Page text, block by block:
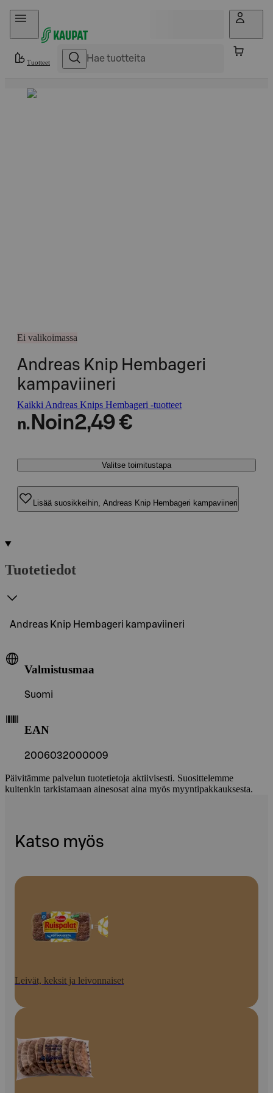
Hyppää sisältöön
Tuotteet
Ei valikoimassa
Andreas Knip Hembageri
kampaviineri
Kaikki Andreas Knips Hembageri -tuotteet
n. Noin2,49 €
Valitse toimitustapa
Lisää suosikkeihin, Andreas Knip Hembageri kampaviineri
Tuotetiedot
Andreas Knip Hembageri kampaviineri
Valmistusmaa
Suomi
EAN
2006032000009
Päivitämme palvelun tuotetietoja aktiivisesti. Suosittelemme
kuitenkin tarkistamaan ainesosat aina myös myyntipakkauksesta.
Katso myös
Leivät, keksit ja leivonnaiset